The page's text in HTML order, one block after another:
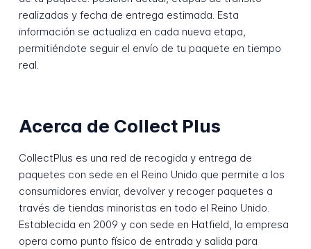
realizadas y fecha de entrega estimada. Esta
información se actualiza en cada nueva etapa,
permitiéndote seguir el envío de tu paquete en tiempo
real.
Acerca de Collect Plus
CollectPlus es una red de recogida y entrega de
paquetes con sede en el Reino Unido que permite a los
consumidores enviar, devolver y recoger paquetes a
través de tiendas minoristas en todo el Reino Unido.
Establecida en 2009 y con sede en Hatfield, la empresa
opera como punto físico de entrada y salida para